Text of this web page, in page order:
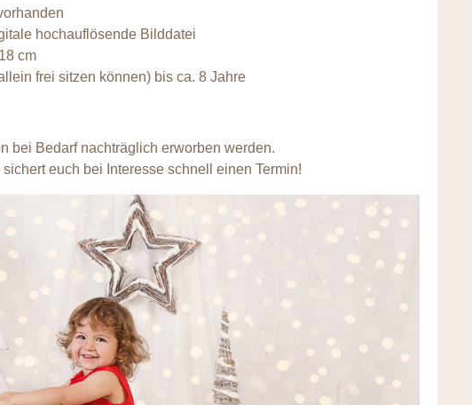
hochauflösende Bilddatei
cm
frei sitzen können) bis ca. 8 Jahre
bei Bedarf nachträglich erworben werden.
euch bei Interesse schnell einen Termin!